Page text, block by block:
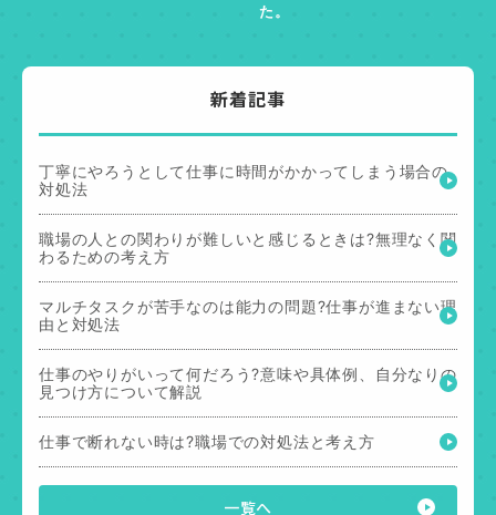
た。
新着記事
丁寧にやろうとして仕事に時間がかかってしまう場合の
対処法
職場の人との関わりが難しいと感じるときは?無理なく関
わるための考え方
マルチタスクが苦手なのは能力の問題?仕事が進まない理
由と対処法
仕事のやりがいって何だろう?意味や具体例、自分なりの
見つけ方について解説
仕事で断れない時は?職場での対処法と考え方
一覧へ